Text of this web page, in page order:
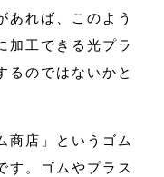
あれば、このよう
加工できる光プラ
るのではないかと
商店」というゴム
す。ゴムやプラス